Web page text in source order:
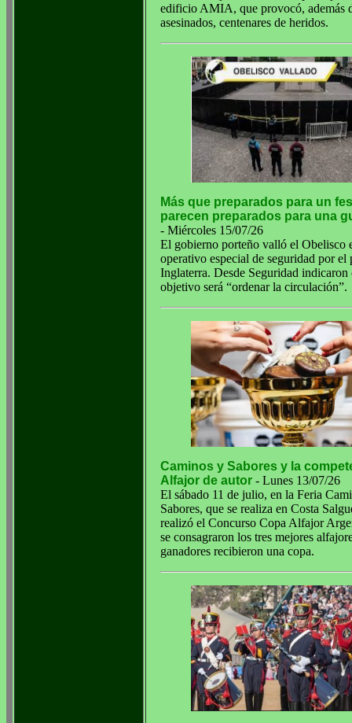
edificio AMIA, que provocó, además
asesinados, centenares de heridos.
Más que preparados para un
parecen preparados para una
- Miércoles 15/07/26
El gobierno porteño valló el Obelisco
operativo especial de seguridad por el
Inglaterra. Desde Seguridad indicaron
objetivo será “ordenar la circulación”.
Caminos y Sabores y la
Alfajor de autor - Lunes 13/07/26
El sábado 11 de julio, en la Feria
Sabores, que se realiza en Costa
realizó el Concurso Copa Alfajor
se consagraron los tres mejores
ganadores recibieron una copa.